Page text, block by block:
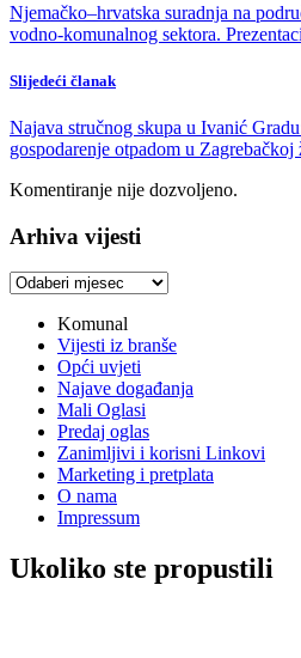
Njemačko–hrvatska suradnja na
vodno-komunalnog sektora.
Slijedeći članak
Najava stručnog skupa u Ivanić
gospodarenje otpadom u Zagrebačkoj
Komentiranje nije dozvoljeno.
Arhiva vijesti
Arhiva
Komunal
Vijesti iz branše
Opći uvjeti
Najave događanja
Mali Oglasi
Predaj oglas
Zanimljivi i korisni Linkovi
Marketing i pretplata
O nama
Impressum
Ukoliko ste propustili